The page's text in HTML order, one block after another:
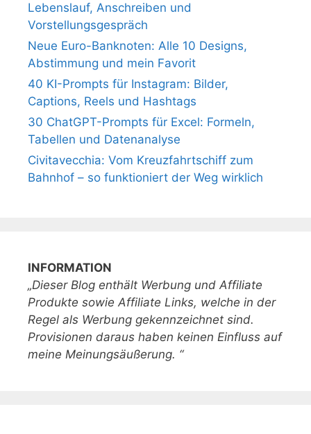
Lebenslauf, Anschreiben und
Vorstellungsgespräch
Neue Euro-Banknoten: Alle 10 Designs,
Abstimmung und mein Favorit
40 KI-Prompts für Instagram: Bilder,
Captions, Reels und Hashtags
30 ChatGPT-Prompts für Excel: Formeln,
Tabellen und Datenanalyse
Civitavecchia: Vom Kreuzfahrtschiff zum
Bahnhof – so funktioniert der Weg wirklich
INFORMATION
„Dieser Blog enthält Werbung und Affiliate
Produkte sowie Affiliate Links, welche in der
Regel als Werbung gekennzeichnet sind.
Provisionen daraus haben keinen Einfluss auf
meine Meinungsäußerung. “